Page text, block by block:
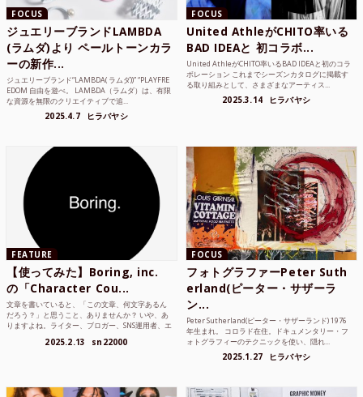
FOCUS
ジュエリーブランドLAMBDA
(ラムダ)より ペールトーンカラ
ーの新作...
ジュエリーブランド“LAMBDA( ラムダ))” “PLAYFRE
EDOM 自由を遊べ。 LAMBDA（ラムダ）は、有限
な資源を無限のクリエイティブで追...
2025.4.7 ヒラバヤシ
FOCUS
United AthleがCHITO率いる
BAD IDEAと 初コラボ...
United AthleがCHITO率いるBAD IDEAと初のコラ
ボレーション これまでシーズンカタログに掲載す
る取り組みとして、さまざまなアーティス...
2025.3.14 ヒラバヤシ
FEATURE
【使ってみた】Boring, inc.
の「Character Cou...
文章を書いていると、「この文章、何文字あるん
だろう？」と思うこと、ありませんか？ いや、あ
りますよね。ライター、ブロガー、SNS運用者、エ
2025.2.13 sn22000
FOCUS
フォトグラファーPeter Suth
erland(ピーター・サザーラ
ン...
Peter Sutherland(ピーター・サザーランド) 1976
年生まれ。 コロラド在住。ドキュメンタリー・フ
ォトグラフィーのテクニックを使い、隠れ...
2025.1.27 ヒラバヤシ